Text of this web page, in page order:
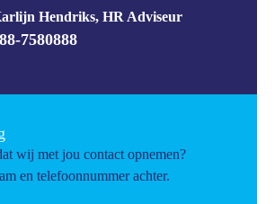
Hendriks, HR Adviseur
7580888
wij met jou contact opnemen?
en telefoonnummer achter.